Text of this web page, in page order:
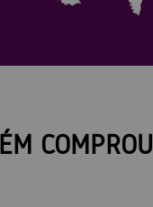
COMPROU